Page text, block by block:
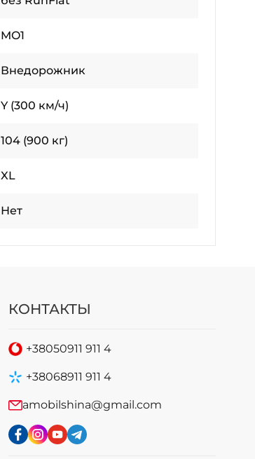
MO1
Внедорожник
Y (300 км/ч)
104 (900 кг)
XL
Нет
КОНТАКТЫ
+38050911 911 4
+38068911 911 4
amobilshina@gmail.com